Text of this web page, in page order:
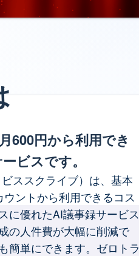
600円から利用でき
ビスです。
ススクライブ）は、基本
ントから利用できるコス
に優れたAI議事録サービス
の人件費が大幅に削減で
簡単にできます。ゼロトラ